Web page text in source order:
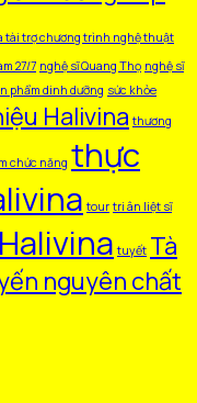
tài trợ chương trình nghệ thuật
27/7 nghệ sĩ Quang Thọ nghệ sĩ
phẩm dinh dưỡng sức khỏe
Halivina thương
chức năng thực
tour tri ân liệt sĩ
tuyết Tà
nguyên chất